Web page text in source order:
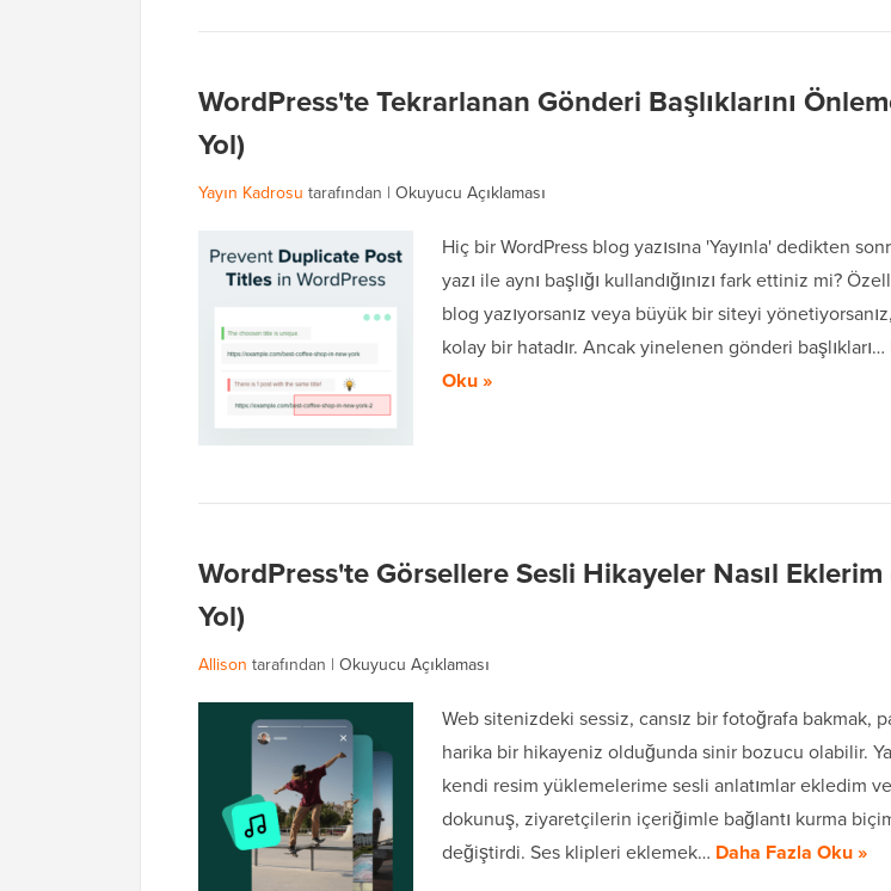
WordPress'te Tekrarlanan Gönderi Başlıklarını
Yol)
Yayın Kadrosu tarafından | Okuyucu Açıklaması
Hiç bir WordPress blog yazısına 'Yayınla' dedikten
yazı ile aynı başlığı kullandığınızı fark ettiniz mi?
blog yazıyorsanız veya büyük bir siteyi yönetiyorsanız,
kolay bir hatadır. Ancak yinelenen gönderi başlıkları…
Oku »
WordPress'te Görsellere Sesli Hikayeler Nasıl Eklerim
Yol)
Allison tarafından | Okuyucu Açıklaması
Web sitenizdeki sessiz, cansız bir fotoğrafa bakmak,
harika bir hikayeniz olduğunda sinir bozucu olabilir.
kendi resim yüklemelerime sesli anlatımlar ekledim
dokunuş, ziyaretçilerin içeriğimle bağlantı kurma
değiştirdi. Ses klipleri eklemek… Daha Fazla Oku »